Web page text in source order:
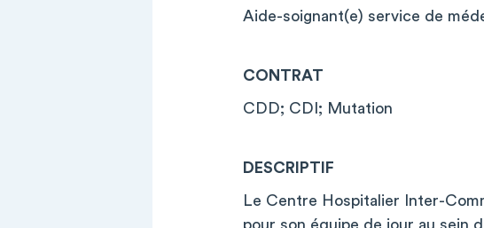
Aide-soignant(e) service de
CONTRAT
CDD; CDI; Mutation
DESCRIPTIF
Le Centre Hospitalier Inter-
pour son équipe de jour au sein